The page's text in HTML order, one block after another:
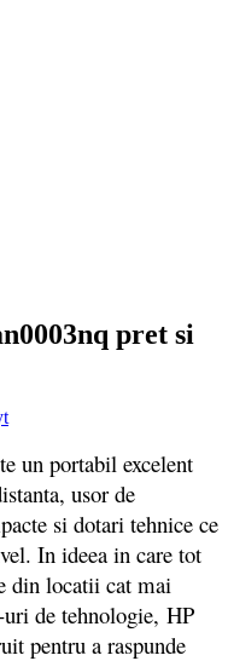
pret si
portabil excelent
usor de
si dotari tehnice ce
In ideea in care tot
din locatii cat mai
de tehnologie, HP
pentru a raspunde